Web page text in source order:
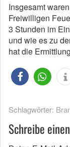
Insgesamt
Freiwilligen
3 Stunden im
und wie es zu
hat die
Schlagwörter:
Schreibe